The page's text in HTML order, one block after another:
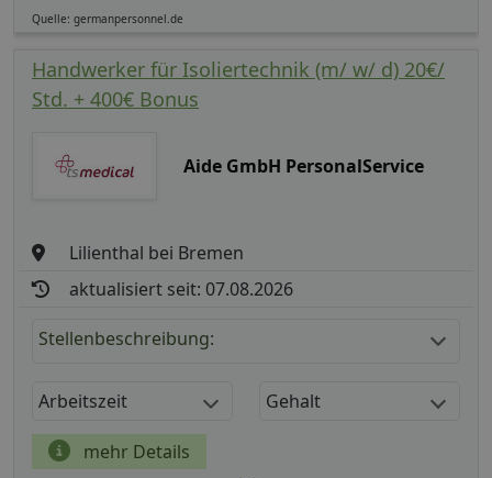
Quelle: germanpersonnel.de
Handwerker für Isoliertechnik (m/ w/ d) 20€/
Std. + 400€ Bonus
Aide GmbH PersonalService
Lilienthal bei Bremen
aktualisiert seit: 07.08.2026
Stellenbeschreibung:
Arbeitszeit Gehalt
mehr Details